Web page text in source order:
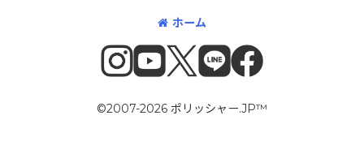
ホーム
©2007-2026 ポリッシャー.JP™